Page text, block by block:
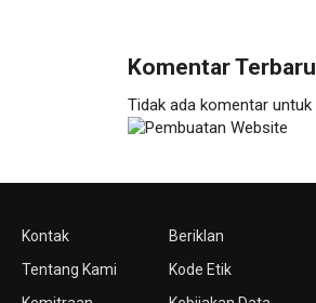
Komentar Terbaru
Tidak ada komentar untuk
Kontak
Tentang Kami
Beriklan
Kode Etik